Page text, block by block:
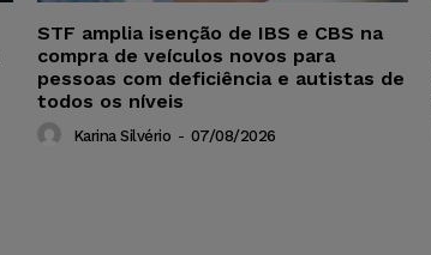
STF amplia isenção de IBS e CBS na
compra de veículos novos para
pessoas com deficiência e autistas de
todos os níveis
Karina Silvério - 07/08/2026